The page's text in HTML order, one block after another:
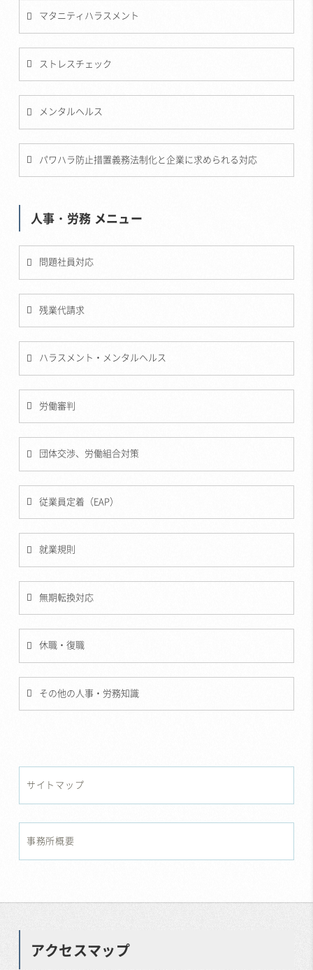
マタニティハラスメント
ストレスチェック
メンタルヘルス
パワハラ防止措置義務法制化と企業に求められる対応
人事・労務 メニュー
問題社員対応
残業代請求
ハラスメント・メンタルヘルス
労働審判
団体交渉、労働組合対策
従業員定着（EAP）
就業規則
無期転換対応
休職・復職
その他の人事・労務知識
サイトマップ
事務所概要
アクセスマップ